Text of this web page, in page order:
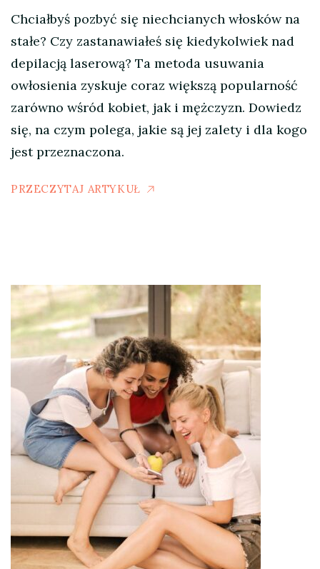
Chciałbyś pozbyć się niechcianych włosków na
stałe? Czy zastanawiałeś się kiedykolwiek nad
depilacją laserową? Ta metoda usuwania
owłosienia zyskuje coraz większą popularność
zarówno wśród kobiet, jak i mężczyzn. Dowiedz
się, na czym polega, jakie są jej zalety i dla kogo
jest przeznaczona.
PRZECZYTAJ ARTYKUŁ